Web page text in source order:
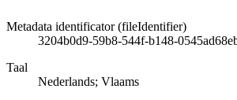
Metadata identificator (fileIdentifier)
3204b0d9-59b8-544f-b148-
Taal
Nederlands; Vlaams